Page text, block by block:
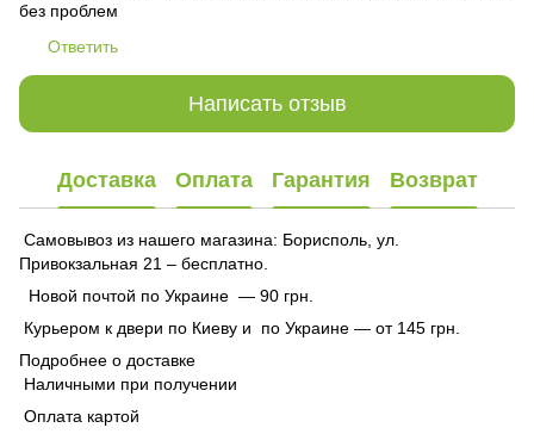
без проблем
Ответить
Написать отзыв
Доставка Оплата Гарантия Возврат
Самовывоз из нашего магазина: Борисполь, ул.
Привокзальная 21 – бесплатно.
Новой почтой по Украине — 90 грн.
Курьером к двери по Киеву и по Украине — от 145 грн.
Подробнее о доставке
Наличными при получении
Оплата картой